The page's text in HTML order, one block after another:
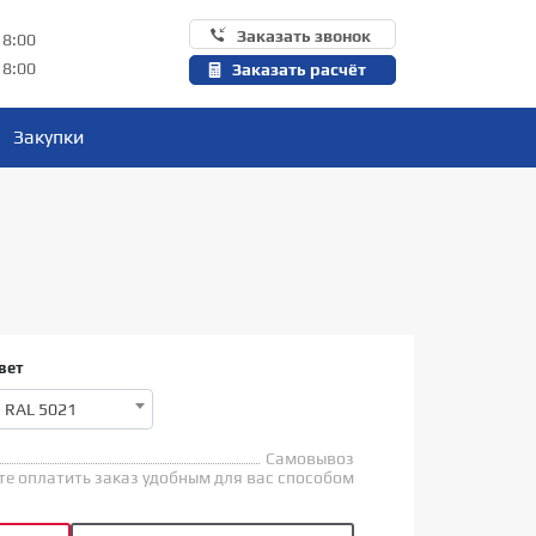
Заказать звонок
Заказать расчёт
Закупки
RAL 5021
Самовывоз
оплатить заказ удобным для вас способом